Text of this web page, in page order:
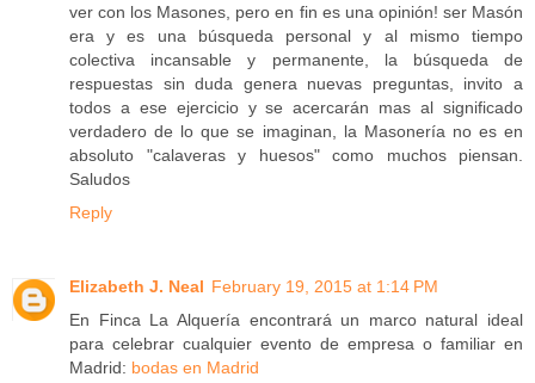
ver con los Masones, pero en fin es una opinión! ser Masón
era y es una búsqueda personal y al mismo tiempo
colectiva incansable y permanente, la búsqueda de
respuestas sin duda genera nuevas preguntas, invito a
todos a ese ejercicio y se acercarán mas al significado
verdadero de lo que se imaginan, la Masonería no es en
absoluto "calaveras y huesos" como muchos piensan.
Saludos
Reply
Elizabeth J. Neal February 19, 2015 at 1:14 PM
En Finca La Alquería encontrará un marco natural ideal
para celebrar cualquier evento de empresa o familiar en
Madrid: bodas en Madrid